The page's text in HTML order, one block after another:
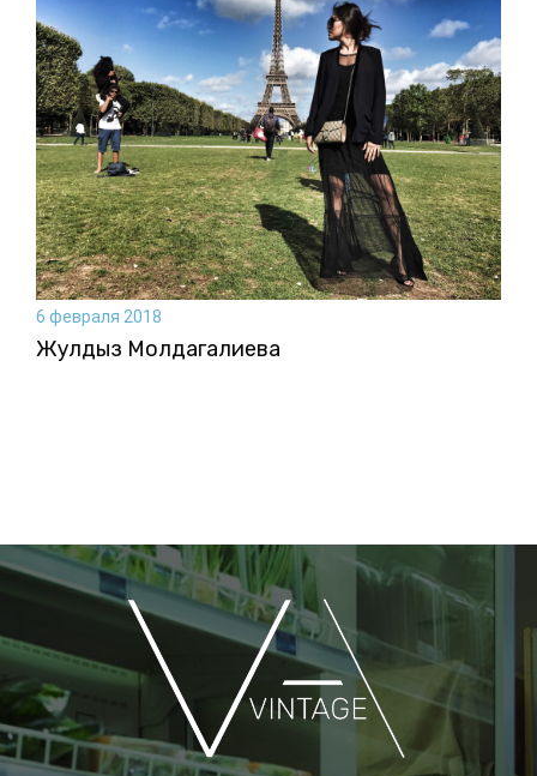
6 февраля 2018
Жулдыз Молдагалиева